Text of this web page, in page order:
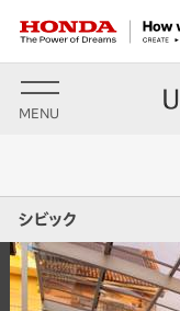
MENU
シビック